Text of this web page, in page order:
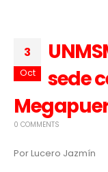
3
Oct
sede
0 COMMENTS
Por Lucero Jazmín